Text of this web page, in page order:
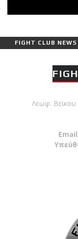
FIGHT CLUB NEWS
πιο δύσκολο
Λεωφ. Βεϊκου
Email